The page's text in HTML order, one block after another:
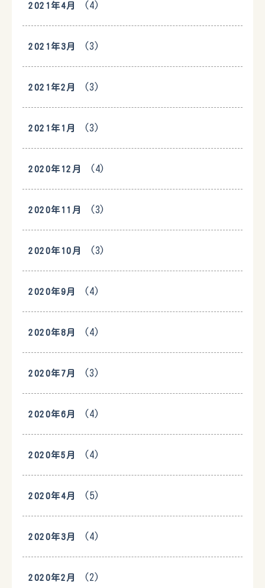
2021年4月 (4)
2021年3月 (3)
2021年2月 (3)
2021年1月 (3)
2020年12月 (4)
2020年11月 (3)
2020年10月 (3)
2020年9月 (4)
2020年8月 (4)
2020年7月 (3)
2020年6月 (4)
2020年5月 (4)
2020年4月 (5)
2020年3月 (4)
2020年2月 (2)